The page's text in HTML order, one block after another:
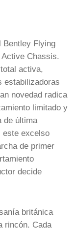
Bentley Flying
Chassis.
activa,
estabilizadoras
novedad radica
limitado y
de última
este excelso
de primer
decide
británica
rincón. Cada